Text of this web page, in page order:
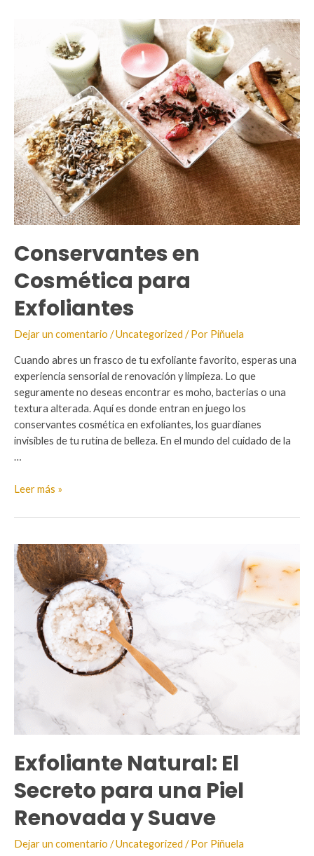
Definitiva
tu
Spa
en
Casa
Conservantes en
Cosmética para
Exfoliantes
Dejar un comentario /Uncategorized / Por Piñuela
Cuando abres un frasco de tu exfoliante favorito, esperas una
experiencia sensorial de renovación y limpieza. Lo que
seguramente no deseas encontrar es moho, bacterias o una
textura alterada. Aquí es donde entran en juego los
conservantes cosmética en exfoliantes, los guardianes
invisibles de tu rutina de belleza. En el mundo del cuidado de la
…
Conservantes
Cosmética
Exfoliantes
Leer más »
Exfoliante Natural: El
Secreto para una Piel
Renovada y Suave
Dejar un comentario /Uncategorized / Por Piñuela